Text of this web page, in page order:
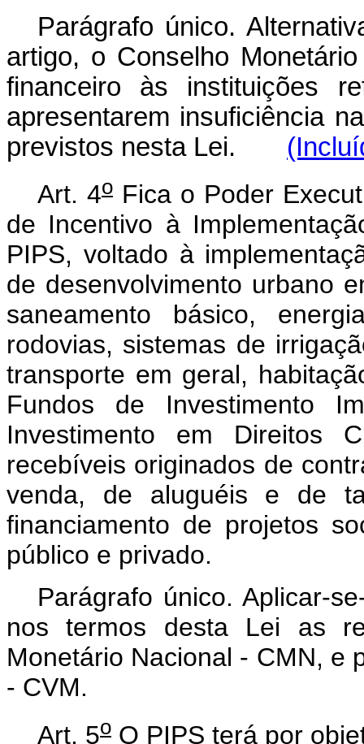
Parágrafo único.
artigo, o Conselho
financeiro às instituições
apresentarem insuficiência
previstos nesta Lei.
Art. 4oFica o Poder
de Incentivo à
PIPS, voltado à
de desenvolvimento urbano
saneamento básico,
rodovias, sistemas de
transporte em geral,
Fundos de Investimento
Investimento em Direitos
recebíveis originados de
venda, de aluguéis e de
financiamento de projetos
público e privado.
Parágrafo único. Aplicar-
nos termos desta Lei as
Monetário Nacional - CMN, e
- CVM.
Art. 5o O PIPS terá por